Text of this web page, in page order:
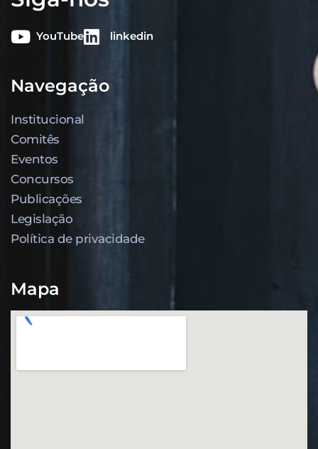
YouTube linkedin
Navegação
Institucional
Comitês
Eventos
Concursos
Publicações
Legislação
Política de privacidade
Mapa